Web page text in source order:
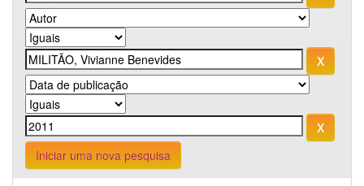
Iniciar uma nova pesquisa